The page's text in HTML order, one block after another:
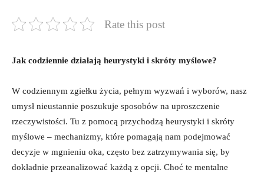
Rate this post
Jak codziennie działają heurystyki i skróty myślowe?
W codziennym zgiełku życia, pełnym wyzwań i wyborów, nasz
umysł nieustannie poszukuje sposobów na uproszczenie
rzeczywistości. Tu z pomocą przychodzą heurystyki i skróty
myślowe – mechanizmy, które pomagają nam podejmować
decyzje w mgnieniu oka, często bez zatrzymywania się, by
dokładnie przeanalizować każdą z opcji. Choć te mentalne